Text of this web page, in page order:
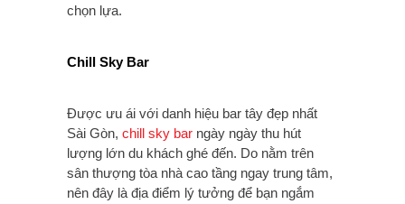
chọn lựa.
Chill Sky Bar
Được ưu ái với danh hiệu bar tây đẹp nhất
Sài Gòn, chill sky bar ngày ngày thu hút
lượng lớn du khách ghé đến. Do nằm trên
sân thượng tòa nhà cao tầng ngay trung tâm,
nên đây là địa điểm lý tưởng để bạn ngắm